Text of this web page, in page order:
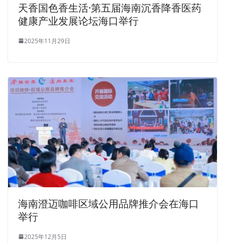
天香国色香生活·第五届海南沉香降香医药
健康产业发展论坛海口举行
2025年11月29日
海南澄迈咖啡区域公用品牌推介会在海口
举行
2025年12月5日